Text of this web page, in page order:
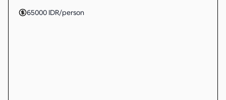
65000 IDR/person